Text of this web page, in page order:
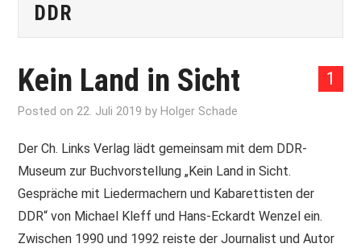
FESTIVAL
AUSSTELLUNGEN
ARCHIV
PRINT & CDS
DDR
1
Kein Land in Sicht
Posted on22. Juli 2019 by Holger Schade
Der Ch. Links Verlag lädt gemeinsam mit dem DDR-
Museum zur Buchvorstellung „Kein Land in Sicht.
Gespräche mit Liedermachern und Kabarettisten der
DDR“ von Michael Kleff und Hans-Eckardt Wenzel ein.
Zwischen 1990 und 1992 reiste der Journalist und Autor